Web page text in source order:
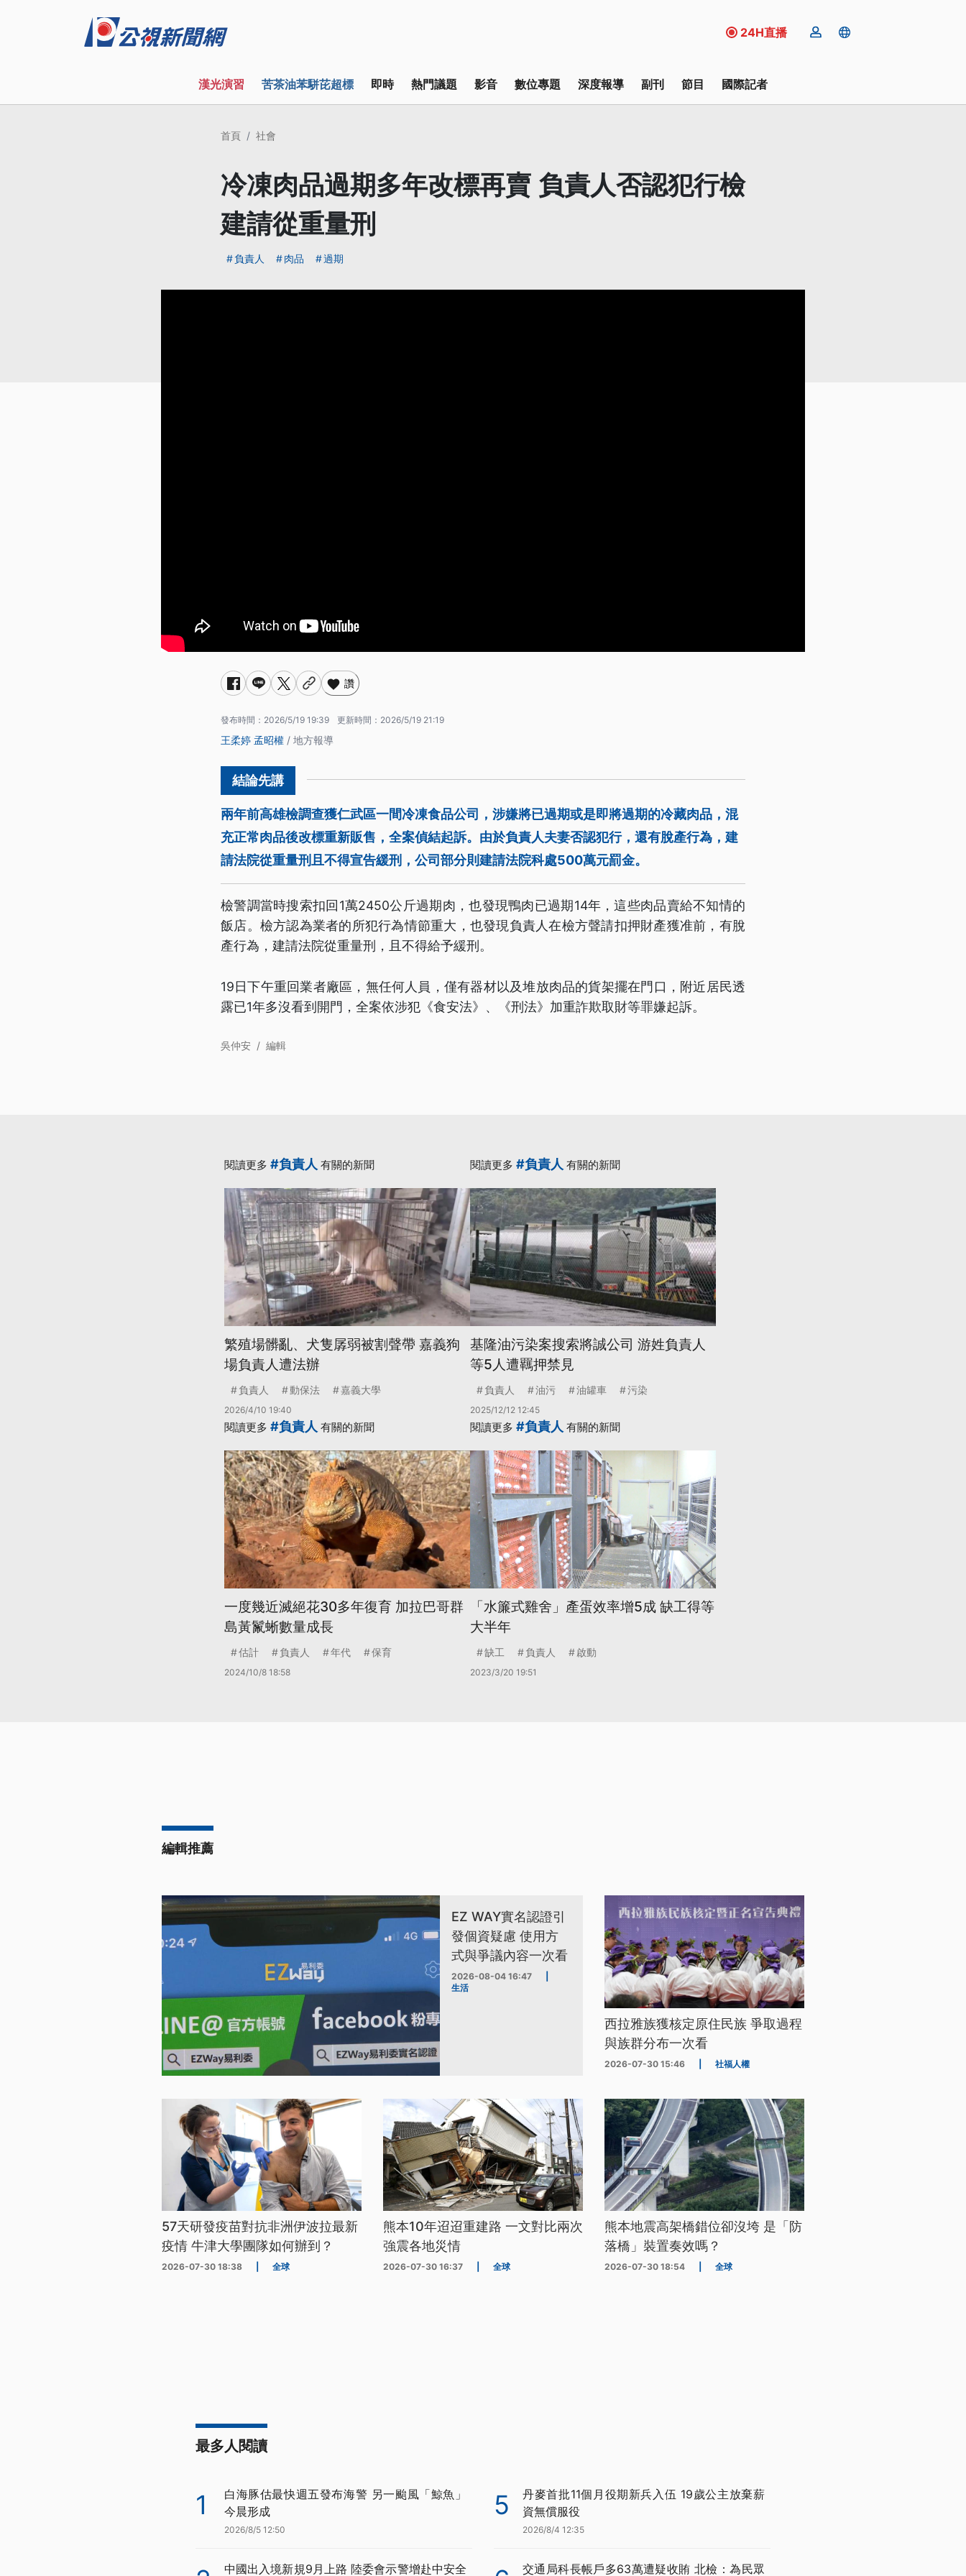
24H直播
漢光演習 苦茶油苯駢芘超標 即時 熱門議題 影音 數位專題 深度報導 副刊 節目 國際記者
首頁 社會
冷凍肉品過期多年改標再賣 負責人否認犯行檢
建請從重量刑
負責人 肉品 過期
讚
發布時間： 2026/5/19 19:39 更新時間： 2026/5/19 21:19
王柔婷 孟昭權 / 地方報導
兩年前高雄檢調查獲仁武區一間冷凍食品公司，涉嫌將已過期或是即將過期的冷藏肉品，混
充正常肉品後改標重新販售，全案偵結起訴。由於負責人夫妻否認犯行，還有脫產行為，建
請法院從重量刑且不得宣告緩刑，公司部分則建請法院科處500萬元罰金。
檢警調當時搜索扣回1萬2450公斤過期肉，也發現鴨肉已過期14年，這些肉品賣給不知情的
飯店。檢方認為業者的所犯行為情節重大，也發現負責人在檢方聲請扣押財產獲准前，有脫
產行為，建請法院從重量刑，且不得給予緩刑。
19日下午重回業者廠區，無任何人員，僅有器材以及堆放肉品的貨架擺在門口，附近居民透
露已1年多沒看到開門，全案依涉犯《食安法》、《刑法》加重詐欺取財等罪嫌起訴。
吳仲安 / 編輯
閱讀更多 #負責人 有關的新聞
繁殖場髒亂、犬隻孱弱被割聲帶 嘉義狗
場負責人遭法辦
負責人 動保法 嘉義大學
2026/4/10 19:40
閱讀更多 #負責人 有關的新聞
基隆油污染案搜索將誠公司 游姓負責人
等5人遭羈押禁見
負責人 油污 油罐車 污染
2025/12/12 12:45
閱讀更多 #負責人 有關的新聞
一度幾近滅絕花30多年復育 加拉巴哥群
島黃鬣蜥數量成長
估計 負責人 年代 保育
2024/10/8 18:58
閱讀更多 #負責人 有關的新聞
「水簾式雞舍」產蛋效率增5成 缺工得等
大半年
缺工 負責人 啟動
2023/3/20 19:51
編輯推薦
EZ WAY實名認證引
發個資疑慮 使用方
式與爭議內容一次看
2026-08-04 16:47
生活
西拉雅族獲核定原住民族 爭取過程
與族群分布一次看
2026-07-30 15:46 社福人權
57天研發疫苗對抗非洲伊波拉最新
疫情 牛津大學團隊如何辦到？
2026-07-30 18:38 全球
熊本10年迢迢重建路 一文對比兩次
強震各地災情
2026-07-30 16:37 全球
熊本地震高架橋錯位卻沒垮 是「防
落橋」裝置奏效嗎？
2026-07-30 18:54 全球
最多人閱讀
1
白海豚估最快週五發布海警 另一颱風「鯨魚」
今晨形成
2026/8/5 12:50
中國出入境新規9月上路 陸委會示警增赴中安全
5
丹麥首批11個月役期新兵入伍 19歲公主放棄薪
資無償服役
2026/8/4 12:35
交通局科長帳戶多63萬遭疑收賄 北檢：為民眾